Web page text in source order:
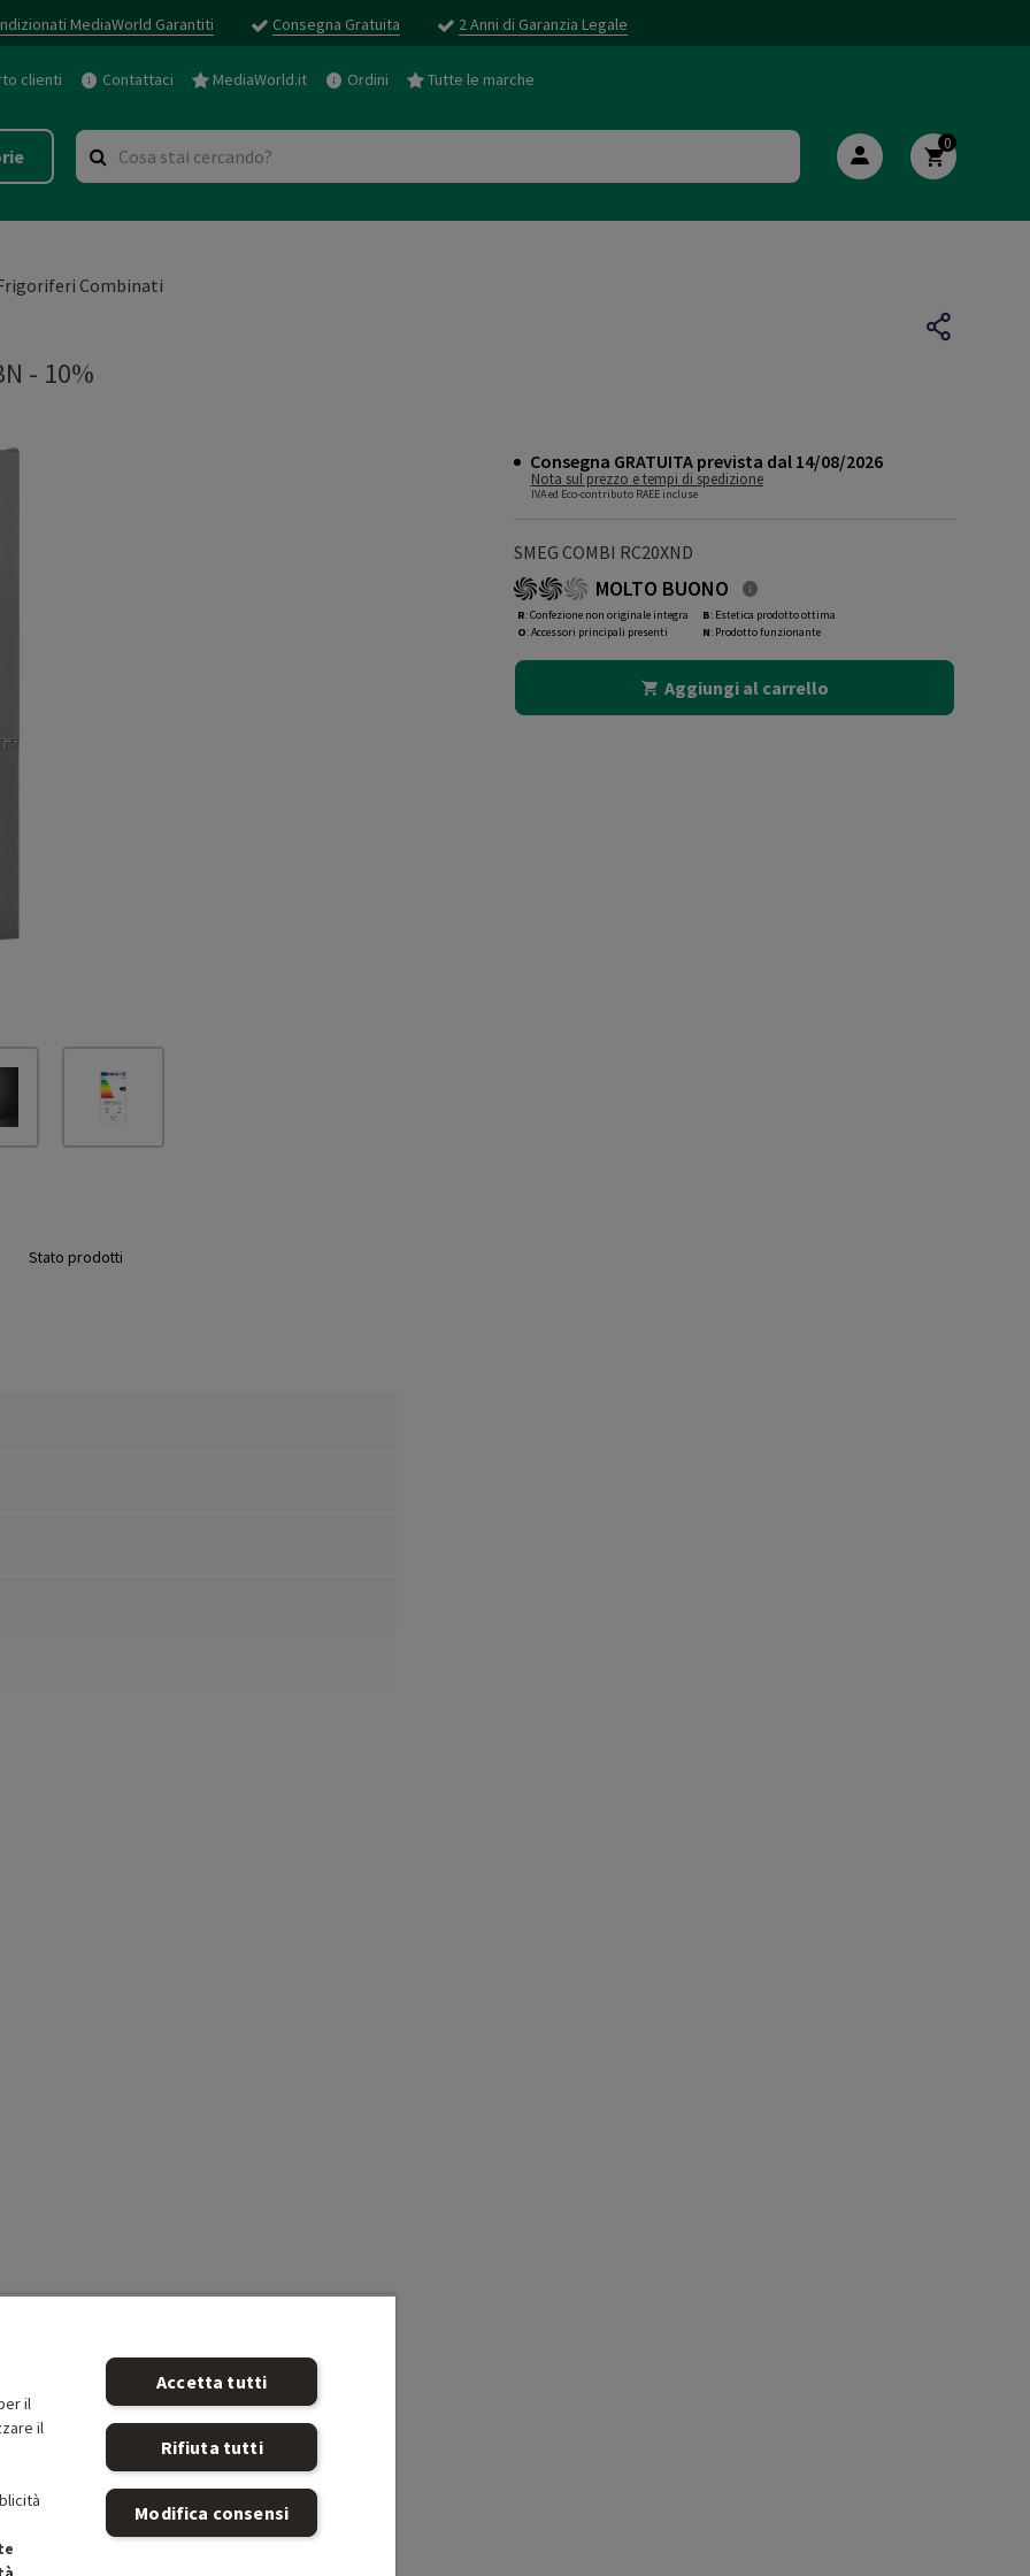
MediaWorld Garantiti Consegna Gratuita 2 Anni di Garanzia Legale
clienti Contattaci MediaWorld.it Ordini Tutte le marche
0
Combinati
- 10%
Consegna GRATUITA prevista dal 14/08/2026
Nota sul prezzo e tempi di spedizione
IVA ed Eco-contributo RAEE incluse
SMEG COMBI RC20XND
MOLTO BUONO
R: Confezione non originale integra
O: Accessori principali presenti
B: Estetica prodotto ottima
N: Prodotto funzionante
Aggiungi al carrello
Stato prodotti
il
il
Accetta tutti
Rifiuta tutti
Modifica consensi